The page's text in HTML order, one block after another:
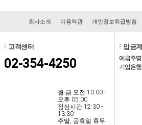
회사소개 이용약관 개인정보취급방침
고객센터
02-354-4250
월-금 오전 10:00 -
오후 05:00
점심시간 12:30 -
13:30
주말, 공휴일 휴무
입금
예금주
기업은행